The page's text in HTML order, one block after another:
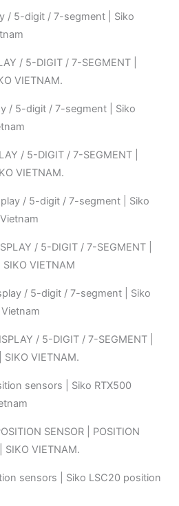
/ 5-digit / 7-segment | Siko
/ 5-DIGIT / 7-SEGMENT |
VIETNAM.
/ 5-digit / 7-segment | Siko
/ 5-DIGIT / 7-SEGMENT |
VIETNAM.
/ 5-digit / 7-segment | Siko
/ 5-DIGIT / 7-SEGMENT |
VIETNAM
/ 5-digit / 7-segment | Siko
/ 5-DIGIT / 7-SEGMENT |
VIETNAM.
sensors | Siko RTX500
SENSOR | POSITION
SIKO VIETNAM.
sensors | Siko LSC20 position